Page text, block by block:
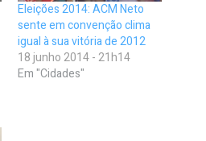
Eleições 2014: ACM Neto
sente em convenção clima
igual à sua vitória de 2012
18 junho 2014 - 21h14
Em "Cidades"